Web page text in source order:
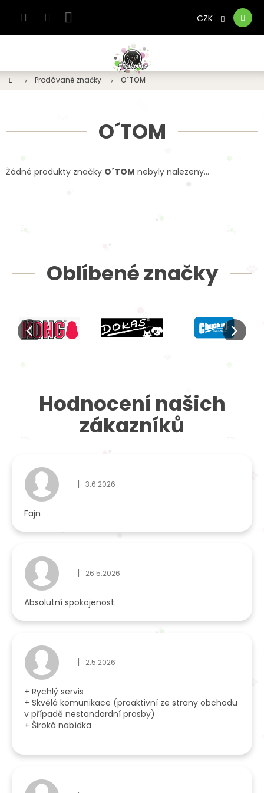
Nákupní
košík
CZK
DomůProdávané značky O´TOM
O´TOM
Žádné produkty značky O´TOM nebyly nalezeny...
Oblíbené značky
Hodnocení našich
zákazníků
Hodnocení obchodu je 5 z 5 hvězdiček.
| 3.6.2026
Fajn
Hodnocení obchodu je 5 z 5 hvězdiček.
| 26.5.2026
Absolutní spokojenost.
Hodnocení obchodu je 5 z 5 hvězdiček.
| 2.5.2026
+ Rychlý servis
+ Skvělá komunikace (proaktivní ze strany obchodu
v případě nestandardní prosby)
+ Široká nabídka